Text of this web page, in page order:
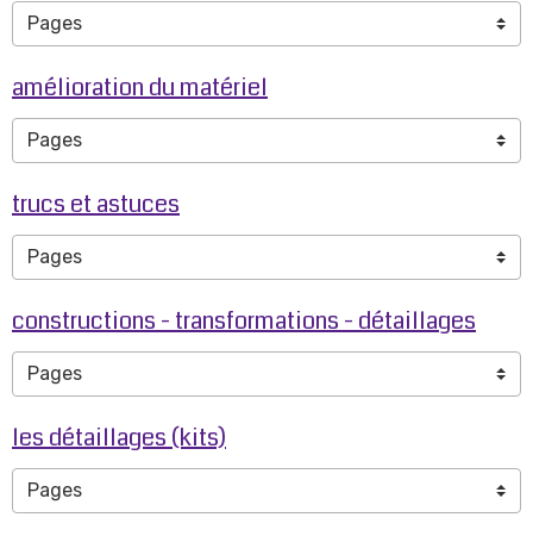
amélioration du matériel
trucs et astuces
constructions - transformations - détaillages
les détaillages (kits)